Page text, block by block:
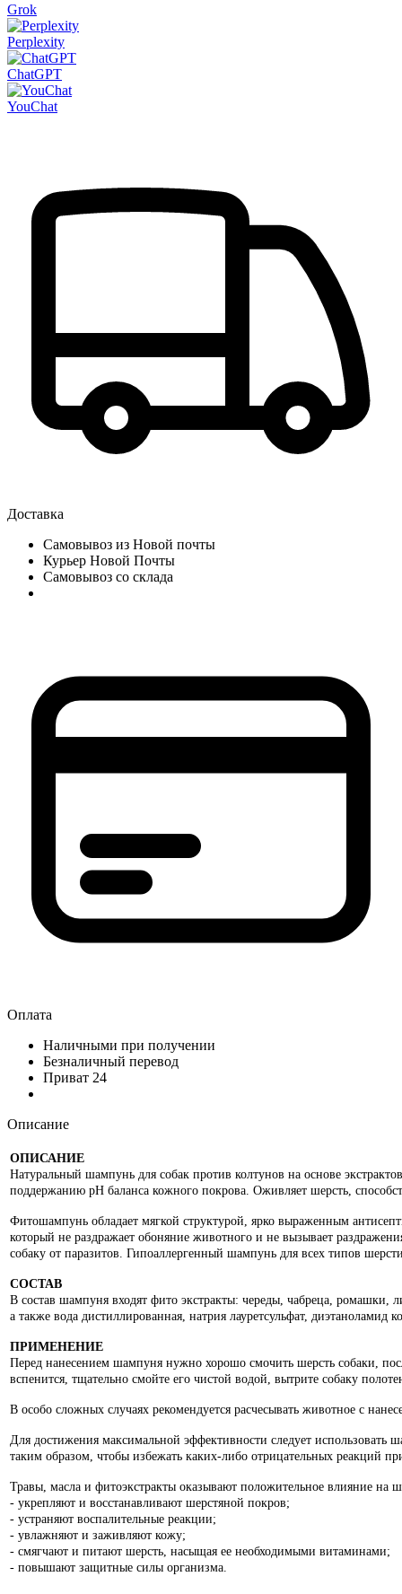
Grok
Perplexity
ChatGPT
YouChat
Доставка
Самовывоз из Новой почты
Курьер Новой Почты
Самовывоз со склада
Оплата
Наличными при получении
Безналичный перевод
Приват 24
Описание
ОПИСАНИЕ
Натуральный шампунь для собак против колтунов на основе
поддержанию рН баланса кожного покрова. Оживляет шерсть,
Фитошампунь обладает мягкой структурой, ярко выраженным
который не раздражает обоняние животного и не вызывает
собаку от паразитов. Гипоаллергенный шампунь для всех типов
СОСТАВ
В состав шампуня входят фито экстракты: череды, чабреца,
а также вода дистиллированная, натрия лауретсульфат, диэтаноламид
ПРИМЕНЕНИЕ
Перед нанесением шампуня нужно хорошо смочить шерсть собаки,
вспенится, тщательно смойте его чистой водой, вытрите собаку
В особо сложных случаях рекомендуется расчесывать животное с
Для достижения максимальной эффективности следует использовать
таким образом, чтобы избежать каких-либо отрицательных реакций
Травы, масла и фитоэкстракты оказывают положительное влияние на
- укрепляют и восстанавливают шерстяной покров;
- устраняют воспалительные реакции;
- увлажняют и заживляют кожу;
- смягчают и питают шерсть, насыщая ее необходимыми витаминами;
- повышают защитные силы организма.